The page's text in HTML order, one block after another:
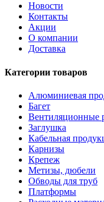
Новости
Контакты
Акции
О компании
Доставка
Категории товаров
Алюминиевая
Багет
Вентиляционные
Заглушка
Кабельная
Карнизы
Крепеж
Метизы, дюбели
Обводы для труб
Платформы